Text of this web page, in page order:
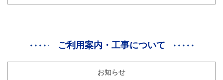
ご利用案内・工事について
お知らせ